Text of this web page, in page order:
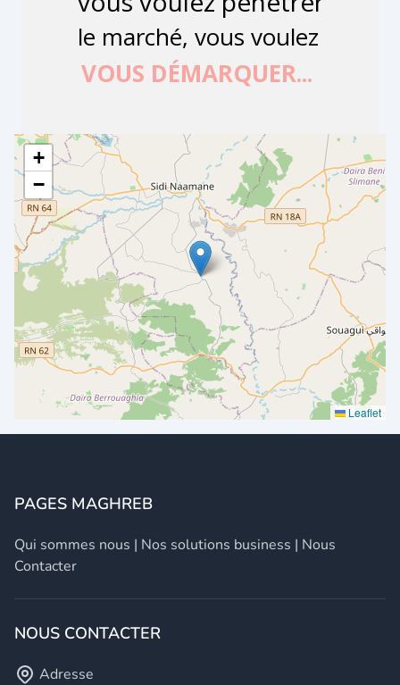
+
−
Leaflet
PAGES MAGHREB
Qui sommes nous | Nos solutions business | Nous
Contacter
NOUS CONTACTER
Adresse